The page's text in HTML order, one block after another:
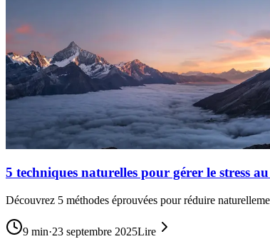
5 techniques naturelles pour gérer le stress
Découvrez 5 méthodes éprouvées pour réduire
9 min·23 septembre 2025Lire